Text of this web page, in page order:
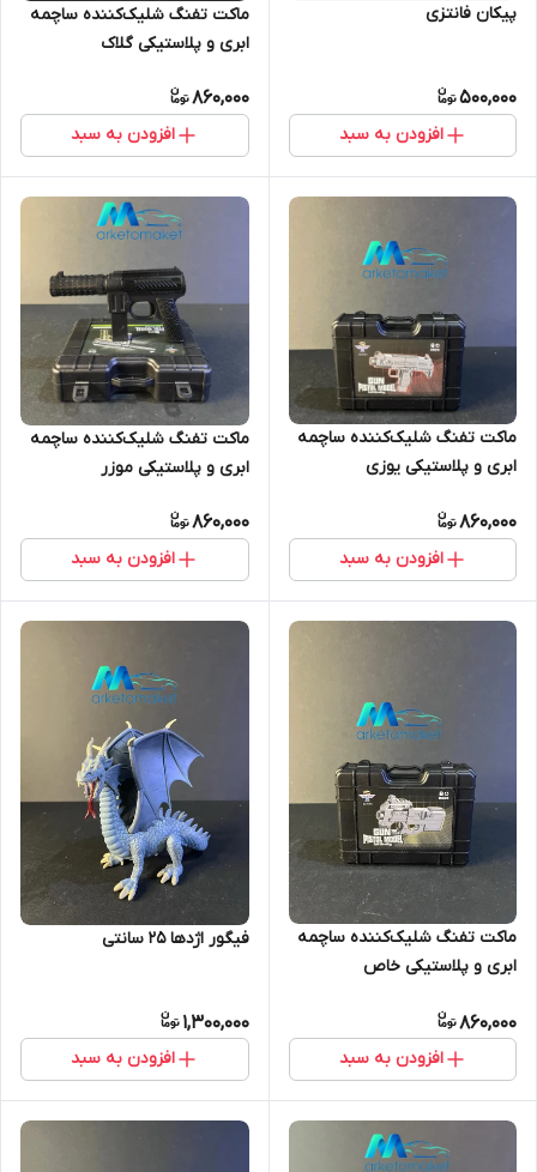
پیکان فانتزی
500,000
افزودن به سبد
ماکت تفنگ شلیک‌کننده ساچمه
ابری و پلاستیکی گلاک
860,000
افزودن به سبد
ماکت تفنگ شلیک‌کننده ساچمه
ابری و پلاستیکی یوزی
860,000
افزودن به سبد
ماکت تفنگ شلیک‌کننده ساچمه
ابری و پلاستیکی موزر
860,000
افزودن به سبد
ماکت تفنگ شلیک‌کننده ساچمه
ابری و پلاستیکی خاص
860,000
افزودن به سبد
فیگور اژدها ۲۵ سانتی
1,300,000
افزودن به سبد